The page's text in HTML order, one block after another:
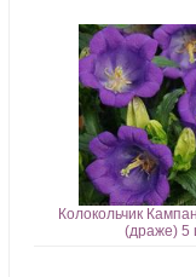
Колокольчик
(драже) 5